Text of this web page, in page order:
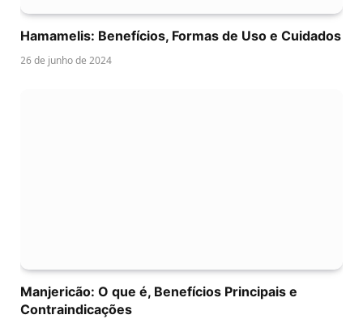
Hamamelis: Benefícios, Formas de Uso e Cuidados
26 de junho de 2024
Manjericão: O que é, Benefícios Principais e
Contraindicações